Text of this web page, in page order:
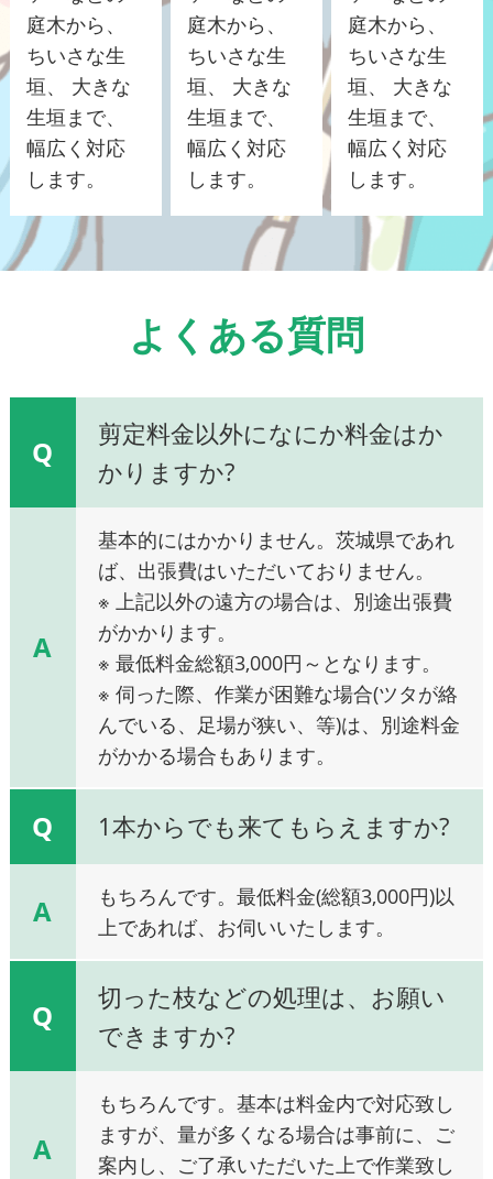
庭木から、
ちいさな生
垣、 大きな
生垣まで、
幅広く対応
します。
庭木から、
ちいさな生
垣、 大きな
生垣まで、
幅広く対応
します。
庭木から、
ちいさな生
垣、 大きな
生垣まで、
幅広く対応
します。
よくある質問
Q
剪定料金以外になにか料金はか
かりますか?
A
基本的にはかかりません。茨城県であれ
ば、出張費はいただいておりません。
※ 上記以外の遠方の場合は、別途出張費
がかかります。
※ 最低料金総額3,000円～となります。
※ 伺った際、作業が困難な場合(ツタが絡
んでいる、足場が狭い、等)は、別途料金
がかかる場合もあります。
Q 1本からでも来てもらえますか?
A
もちろんです。最低料金(総額3,000円)以
上であれば、お伺いいたします。
Q
切った枝などの処理は、お願い
できますか?
A
もちろんです。基本は料金内で対応致し
ますが、量が多くなる場合は事前に、ご
案内し、ご了承いただいた上で作業致し